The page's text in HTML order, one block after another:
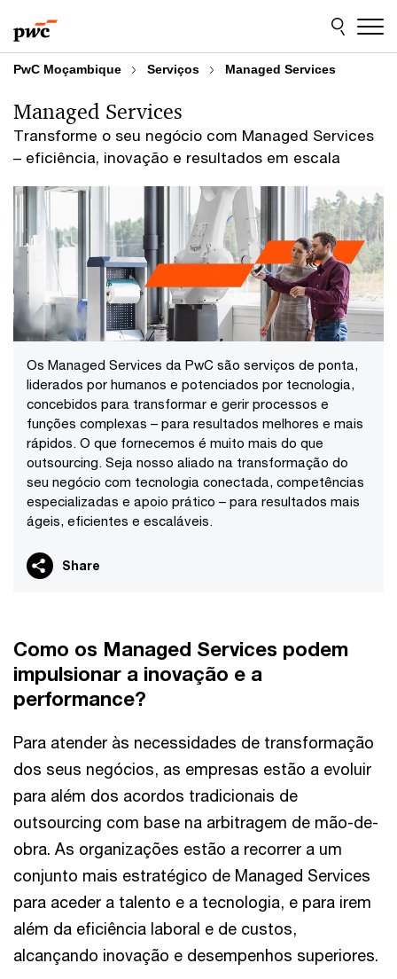
to
content
to
footer
PwC Moçambique Serviços Managed Services
Transforme o seu negócio com Managed Services
– eficiência, inovação e resultados em escala
Managed Services
Os Managed Services da PwC são serviços de ponta,
liderados por humanos e potenciados por tecnologia,
concebidos para transformar e gerir processos e
funções complexas – para resultados melhores e mais
rápidos. O que fornecemos é muito mais do que
outsourcing. Seja nosso aliado na transformação do
seu negócio com tecnologia conectada, competências
especializadas e apoio prático – para resultados mais
ágeis, eficientes e escaláveis.
Share
Como os Managed Services podem
impulsionar a inovação e a
performance?
Para atender às necessidades de transformação
dos seus negócios, as empresas estão a evoluir
para além dos acordos tradicionais de
outsourcing com base na arbitragem de mão-de-
obra. As organizações estão a recorrer a um
conjunto mais estratégico de Managed Services
para aceder a talento e a tecnologia, e para irem
além da eficiência laboral e de custos,
alcançando inovação e desempenhos superiores.